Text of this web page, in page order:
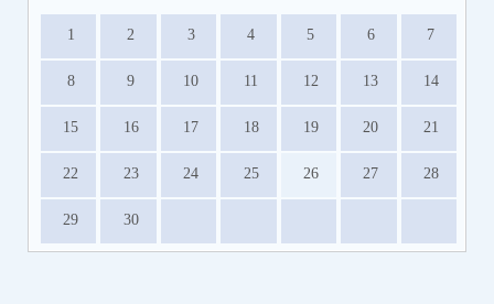
1 2 3 4 5 6 7
8 9 10 11 12 13 14
15 16 17 18 19 20 21
22 23 24 25 26 27 28
29 30